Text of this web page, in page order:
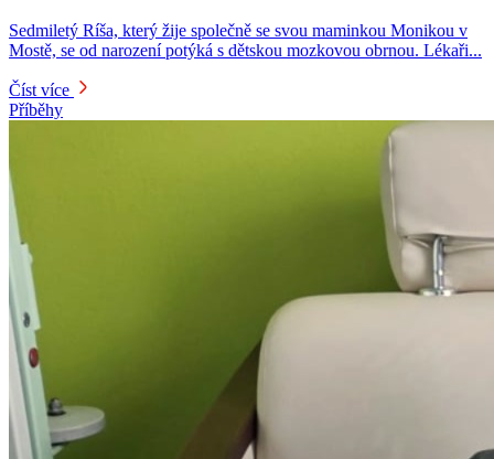
Sedmiletý Ríša, který žije společně se svou maminkou Monikou v
Mostě, se od narození potýká s dětskou mozkovou obrnou. Lékaři...
Číst více
Příběhy